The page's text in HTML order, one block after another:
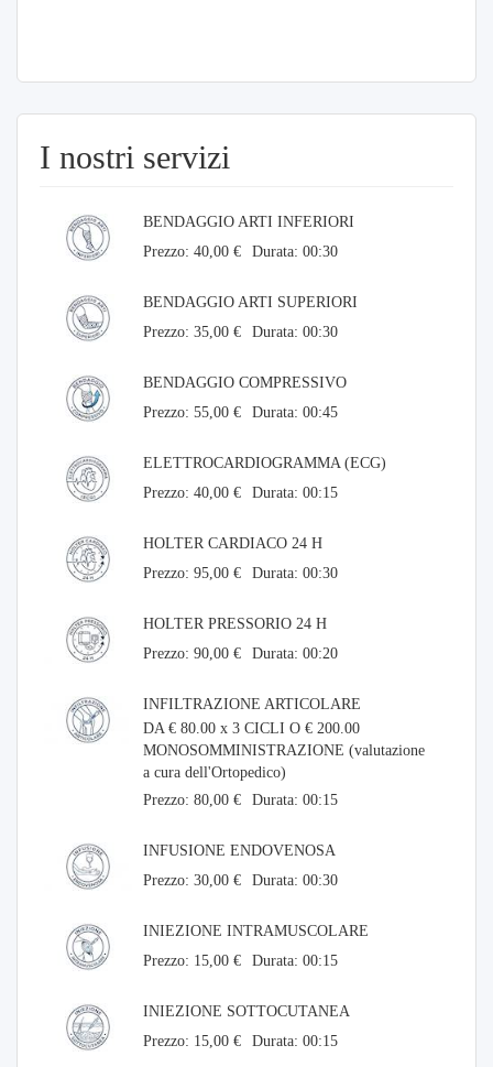
I nostri servizi
BENDAGGIO ARTI INFERIORI
Prezzo: 40,00 €
Durata: 00:30
BENDAGGIO ARTI SUPERIORI
Prezzo: 35,00 €
Durata: 00:30
BENDAGGIO COMPRESSIVO
Prezzo: 55,00 €
Durata: 00:45
ELETTROCARDIOGRAMMA (ECG)
Prezzo: 40,00 €
Durata: 00:15
HOLTER CARDIACO 24 H
Prezzo: 95,00 €
Durata: 00:30
HOLTER PRESSORIO 24 H
Prezzo: 90,00 €
Durata: 00:20
INFILTRAZIONE ARTICOLARE
DA € 80.00 x 3 CICLI O € 200.00
MONOSOMMINISTRAZIONE (valutazione
a cura dell'Ortopedico)
Prezzo: 80,00 €
Durata: 00:15
INFUSIONE ENDOVENOSA
Prezzo: 30,00 €
Durata: 00:30
INIEZIONE INTRAMUSCOLARE
Prezzo: 15,00 €
Durata: 00:15
INIEZIONE SOTTOCUTANEA
Prezzo: 15,00 €
Durata: 00:15